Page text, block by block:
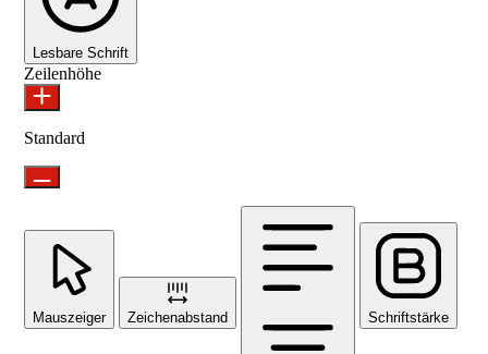
Lesbare Schrift
Zeilenhöhe
Standard
Mauszeiger Zeichenabstand Schriftstärke